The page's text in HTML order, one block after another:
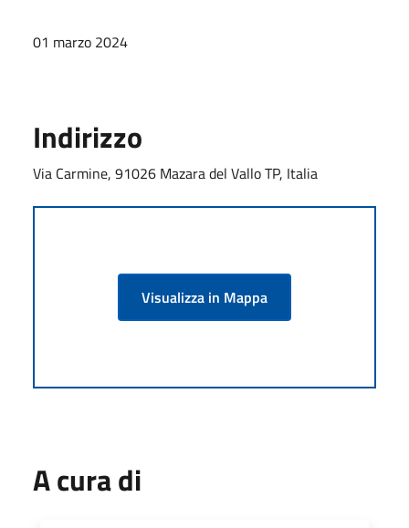
01 marzo 2024
Indirizzo
Via Carmine, 91026 Mazara del Vallo TP, Italia
Visualizza in Mappa
A cura di